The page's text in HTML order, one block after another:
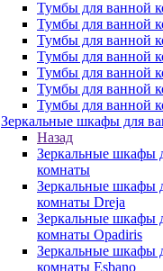
Тумбы для ванной
Тумбы для ванной
Тумбы для ванной
Тумбы для ванной
Тумбы для ванной
Тумбы для ванной
Тумбы для ванной
Зеркальные шкафы для
Назад
Зеркальные шкафы
комнаты
Зеркальные шкафы
комнаты Dreja
Зеркальные шкафы
комнаты Opadiris
Зеркальные шкафы
комнаты Esbano